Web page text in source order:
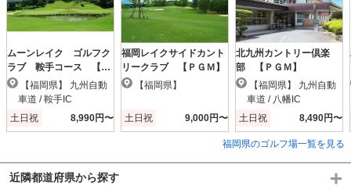
ムーンレイク ゴルフク
ラブ 鞍手コース 【Ｐ
ＧＭ】
車道 / 鞍手IC
土日祝
8,990円〜
福岡レイクサイドカント
リークラブ 【ＰＧＭ】
【福岡県】
土日祝 9,000円〜
北九州カントリー倶楽
部 【ＰＧＭ】
車道 / 八幡IC
土日祝
8,490円〜
福岡県のゴルフ場一覧を見る
近隣都道府県から探す